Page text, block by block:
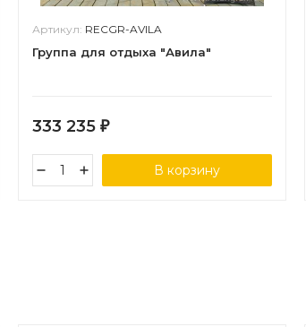
Артикул: RECGR-AVILA
Группа для отдыха "Авила"
333 235 ₽
В корзину